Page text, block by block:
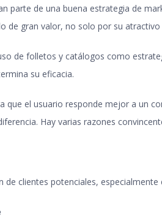
parte de una buena estrategia de
de gran valor, no solo por su
de folletos y catálogos como
su eficacia.
que el usuario responde mejor a un
Hay varias razones
clientes potenciales,